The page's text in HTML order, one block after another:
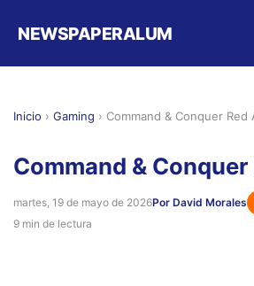
NEWSPAPERALUM
Inicio › Gaming › Command & Conquer Red
Command &
martes, 19 de mayo de 2026Por David Morales
9 min de lectura